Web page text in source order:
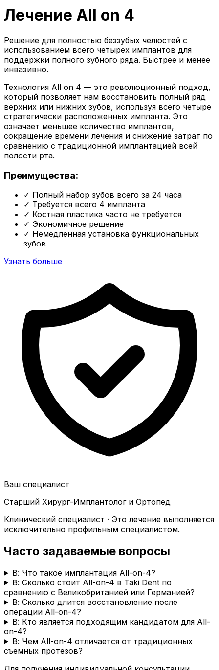
Лечение All on 4
Решение для полностью беззубых челюстей с
использованием всего четырех имплантов для
поддержки полного зубного ряда. Быстрее и менее
инвазивно.
Технология All on 4 — это революционный подход,
который позволяет нам восстановить полный ряд
верхних или нижних зубов, используя всего четыре
стратегически расположенных импланта. Это
означает меньшее количество имплантов,
сокращение времени лечения и снижение затрат по
сравнению с традиционной имплантацией всей
полости рта.
Преимущества:
✓ Полный набор зубов всего за 24 часа
✓ Требуется всего 4 импланта
✓ Костная пластика часто не требуется
✓ Экономичное решение
✓ Немедленная установка функциональных
зубов
Узнать больше
Ваш специалист
Старший Хирург-Имплантолог и Ортопед
Клинический специалист · Это лечение выполняется
исключительно профильным специалистом.
Часто задаваемые вопросы
В: Что такое имплантация All-on-4?
В: Сколько стоит All-on-4 в Taki Dent по
сравнению с Великобританией или Германией?
В: Сколько длится восстановление после
операции All-on-4?
В: Кто является подходящим кандидатом для All-
on-4?
В: Чем All-on-4 отличается от традиционных
съемных протезов?